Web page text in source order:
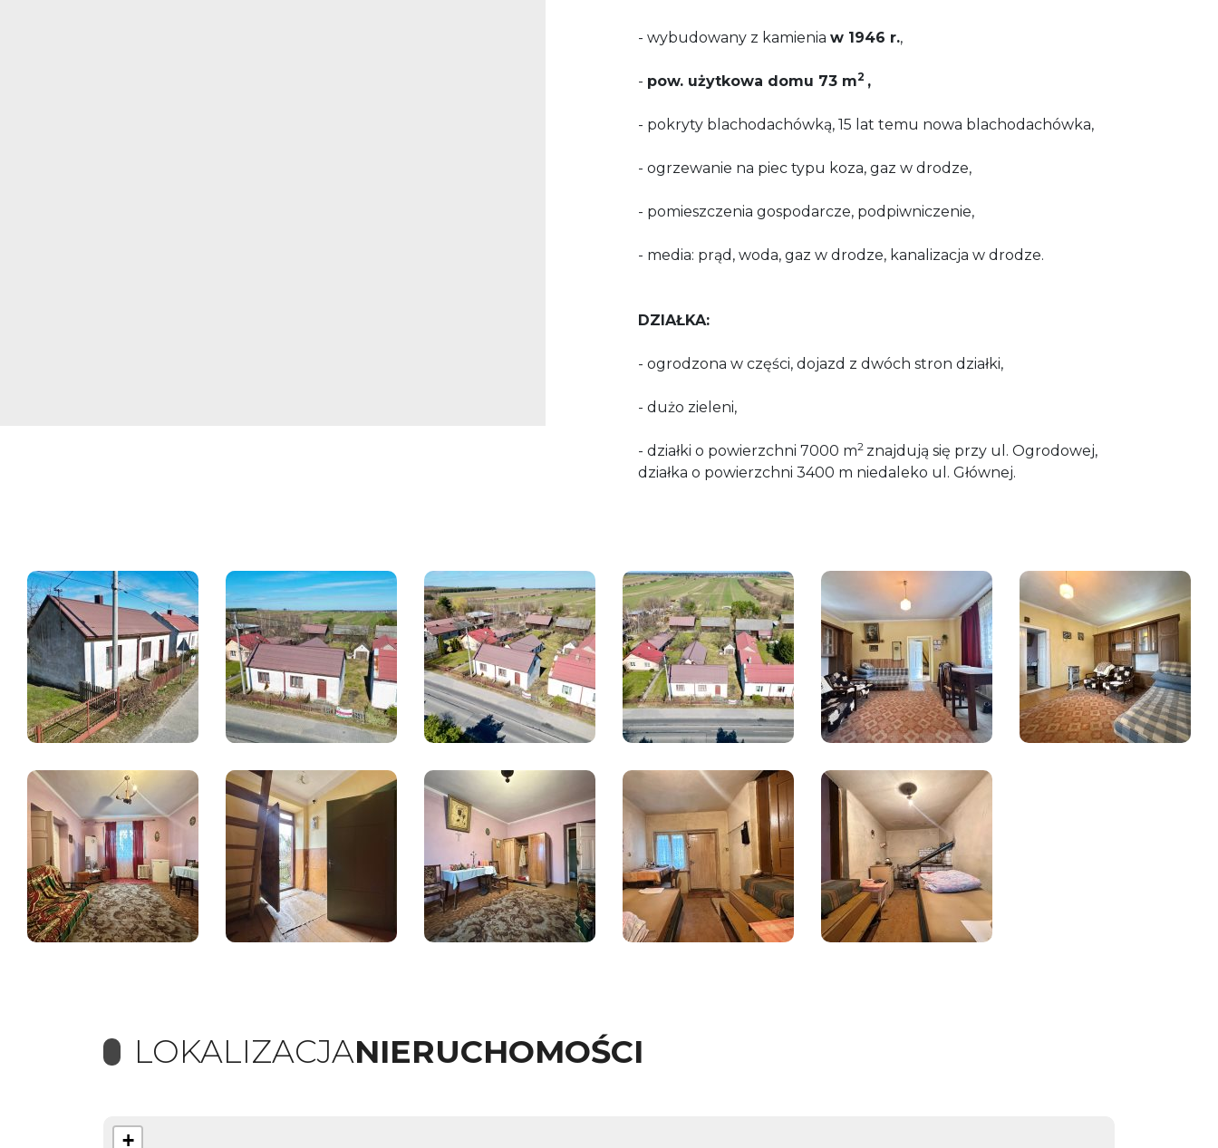
- wybudowany z kamienia w 1946 r.,
- pow. użytkowa domu 73 m2 ,
- pokryty blachodachówką, 15 lat temu nowa blachodachówka,
- ogrzewanie na piec typu koza, gaz w drodze,
- pomieszczenia gospodarcze, podpiwniczenie,
- media: prąd, woda, gaz w drodze, kanalizacja w drodze.
DZIAŁKA:
- ogrodzona w części, dojazd z dwóch stron działki,
- dużo zieleni,
- działki o powierzchni 7000 m2 znajdują się przy ul. Ogrodowej,
działka o powierzchni 3400 m niedaleko ul. Głównej.
LOKALIZACJANIERUCHOMOŚCI
+